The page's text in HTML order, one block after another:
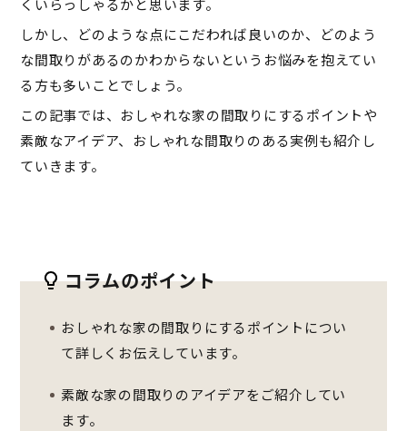
くいらっしゃるかと思います。
しかし、どのような点にこだわれば良いのか、どのよう
な間取りがあるのかわからないというお悩みを抱えてい
る方も多いことでしょう。
この記事では、おしゃれな家の間取りにするポイントや
素敵なアイデア、おしゃれな間取りのある実例も紹介し
ていきます。
コラムのポイント
おしゃれな家の間取りにするポイントについ
て詳しくお伝えしています。
素敵な家の間取りのアイデアをご紹介してい
ます。